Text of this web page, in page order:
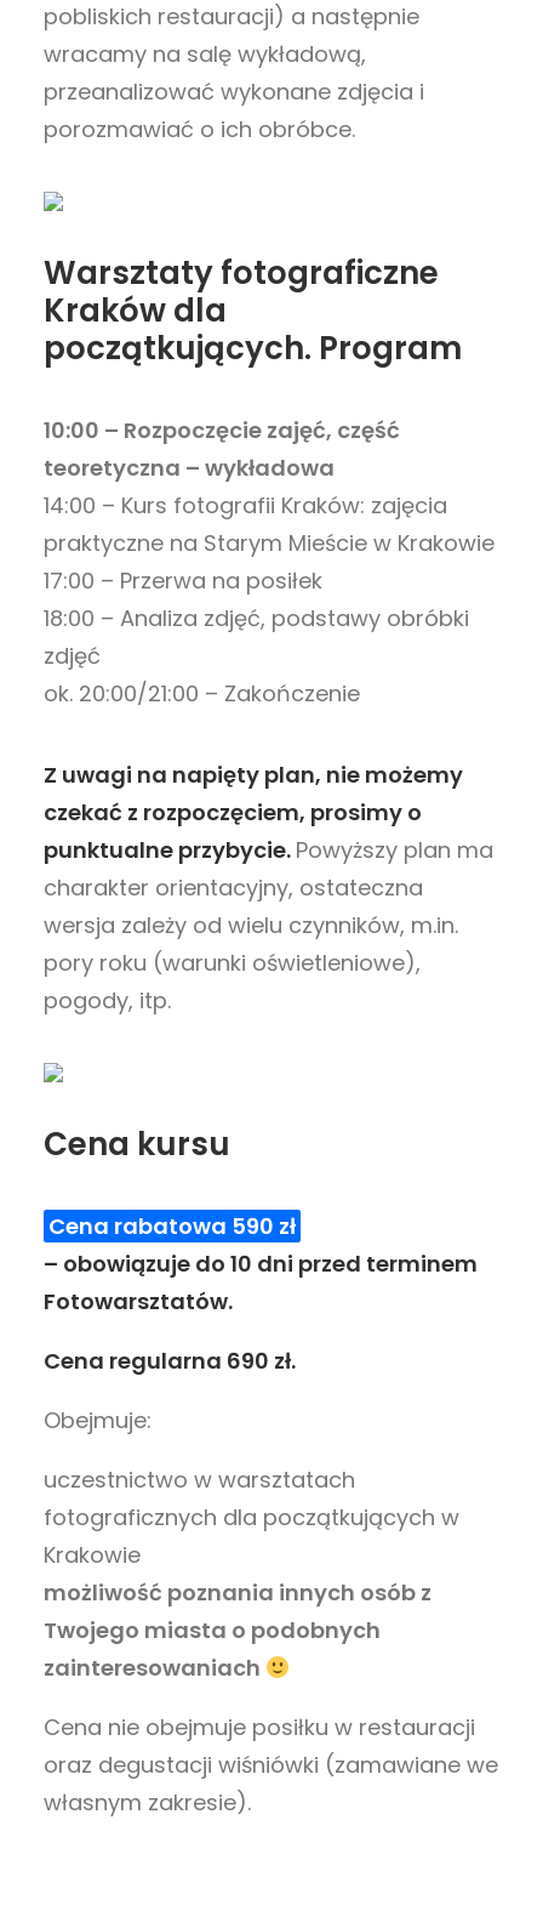
pobliskich restauracji) a następnie
wracamy na salę wykładową,
przeanalizować wykonane zdjęcia i
porozmawiać o ich obróbce.
Warsztaty fotograficzne
Kraków dla
początkujących. Program
10:00 – Rozpoczęcie zajęć, część
teoretyczna – wykładowa
14:00 – Kurs fotografii Kraków: zajęcia
praktyczne na Starym Mieście w Krakowie
17:00 – Przerwa na posiłek
18:00 – Analiza zdjęć, podstawy obróbki
zdjęć
ok. 20:00/21:00 – Zakończenie
Z uwagi na napięty plan, nie możemy
czekać z rozpoczęciem, prosimy o
punktualne przybycie. Powyższy plan ma
charakter orientacyjny, ostateczna
wersja zależy od wielu czynników, m.in.
pory roku (warunki oświetleniowe),
pogody, itp.
Cena kursu
Cena rabatowa 590 zł
– obowiązuje do 10 dni przed terminem
Fotowarsztatów.
Cena regularna 690 zł.
Obejmuje:
uczestnictwo w warsztatach
fotograficznych dla początkujących w
Krakowie
możliwość poznania innych osób z
Twojego miasta o podobnych
zainteresowaniach
Cena nie obejmuje posiłku w restauracji
oraz degustacji wiśniówki (zamawiane we
własnym zakresie).